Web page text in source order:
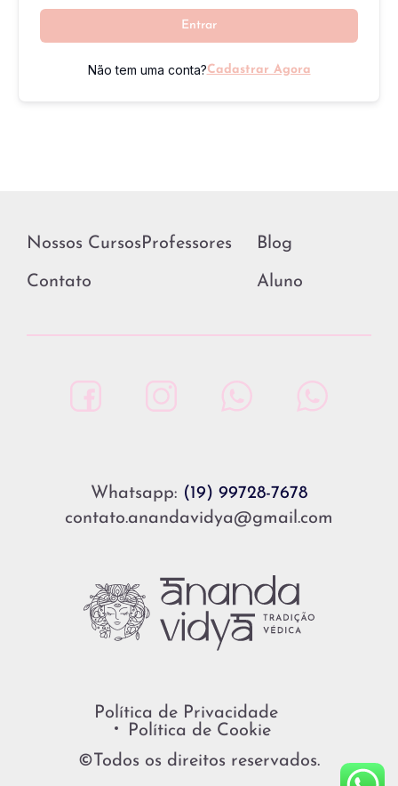
Entrar
Não tem uma conta?Cadastrar Agora
Whatsapp: (19) 99728-7678
contato.anandavidya@gmail.com
Política de Privacidade
Política de Cookie
©Todos os direitos reservados.
Nossos CursosProfessores Blog
Contato Aluno